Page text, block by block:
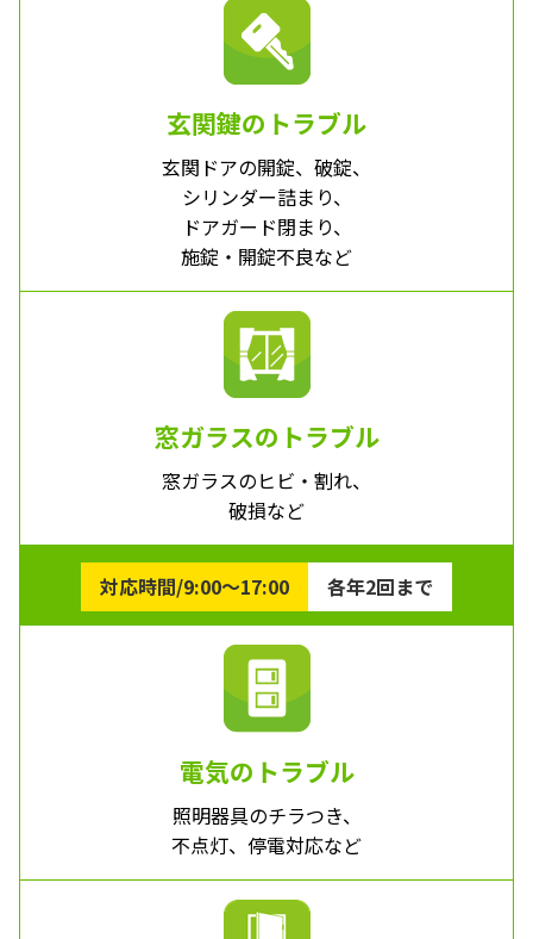
玄関鍵のトラブル
玄関ドアの開錠、破錠、
シリンダー詰まり、
ドアガード閉まり、
施錠・開錠不良など
窓ガラスのトラブル
窓ガラスのヒビ・割れ、
破損など
対応時間/9:00～17:00 各年2回まで
電気のトラブル
照明器具のチラつき、
不点灯、停電対応など